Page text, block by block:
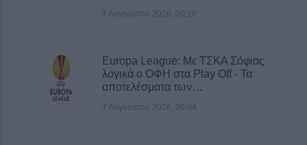
7 Αυγούστου 2026, 00:10
Europa League: Με ΤΣΚΑ Σόφιας
λογικά ο ΟΦΗ στα Play Off - Τα
αποτελέσματα των…
7 Αυγούστου 2026, 00:04